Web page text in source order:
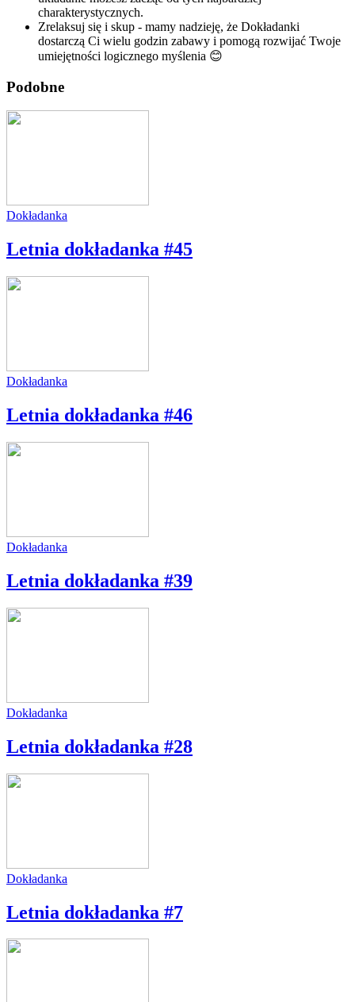
charakterystycznych.
Zrelaksuj się i skup - mamy nadzieję, że Dokładanki
dostarczą Ci wielu godzin zabawy i pomogą rozwijać Twoje
umiejętności logicznego myślenia 😊
Podobne
Dokładanka
Letnia dokładanka #45
Dokładanka
Letnia dokładanka #46
Dokładanka
Letnia dokładanka #39
Dokładanka
Letnia dokładanka #28
Dokładanka
Letnia dokładanka #7